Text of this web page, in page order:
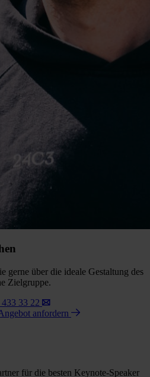
gerne über die ideale Gestaltung des
Zielgruppe.
33 22
anfordern
für die besten Keynote-Speaker